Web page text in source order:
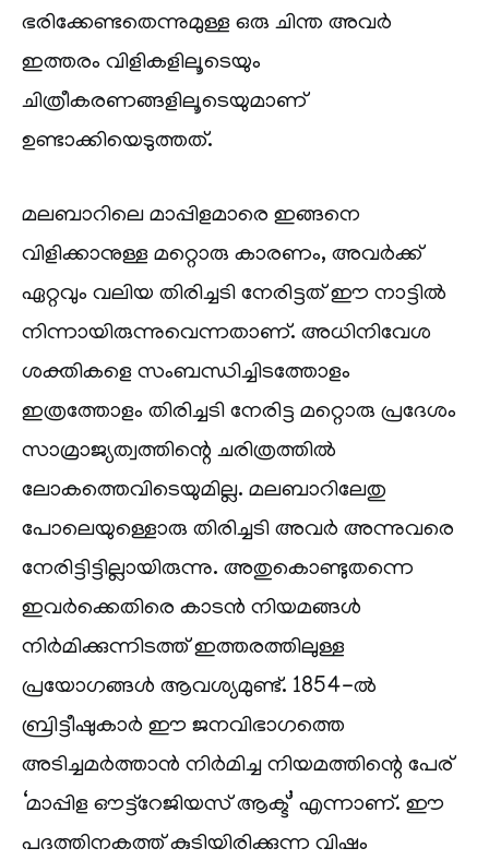
ഭരിക്കേണ്ടതെന്നുമുള്ള ഒരു ചിന്ത അവർ
ഇത്തരം വിളികളിലൂടെയും
ചിത്രീകരണങ്ങളിലൂടെയുമാണ്
ഉണ്ടാക്കിയെടുത്തത്.
മലബാറിലെ മാപ്പിളമാരെ ഇങ്ങനെ
വിളിക്കാനുള്ള മറ്റൊരു കാരണം, അവർക്ക്
ഏറ്റവും വലിയ തിരിച്ചടി നേരിട്ടത് ഈ നാട്ടിൽ
നിന്നായിരുന്നുവെന്നതാണ്. അധിനിവേശ
ശക്തികളെ സംബന്ധിച്ചിടത്തോളം
ഇത്രത്തോളം തിരിച്ചടി നേരിട്ട മറ്റൊരു പ്രദേശം
സാമ്രാജ്യത്വത്തിന്റെ ചരിത്രത്തിൽ
ലോകത്തെവിടെയുമില്ല. മലബാറിലേതു
പോലെയുള്ളൊരു തിരിച്ചടി അവർ അന്നുവരെ
നേരിട്ടിട്ടില്ലായിരുന്നു. അതുകൊണ്ടുതന്നെ
ഇവർക്കെതിരെ കാടൻ നിയമങ്ങൾ
നിർമിക്കുന്നിടത്ത് ഇത്തരത്തിലുള്ള
പ്രയോഗങ്ങൾ ആവശ്യമുണ്ട്. 1854-ൽ
ബ്രിട്ടീഷുകാർ ഈ ജനവിഭാഗത്തെ
അടിച്ചമർത്താൻ നിർമിച്ച നിയമത്തിന്റെ പേര്
‘മാപ്പിള ഔട്ട്‌റേജിയസ് ആക്ട്’ എന്നാണ്. ഈ
പദത്തിനകത്ത് കുടിയിരിക്കുന്ന വിഷം